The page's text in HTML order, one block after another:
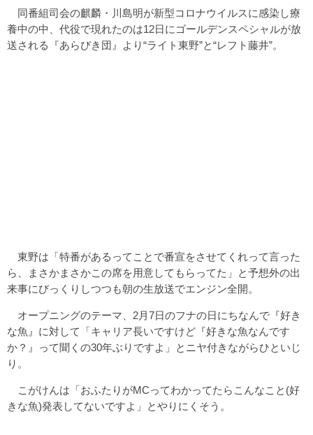
同番組司会の麒麟・川島明が新型コロナウイルスに感染し療
養中の中、代役で現れたのは12日にゴールデンスペシャルが放
送される『あらびき団』より“ライト東野”と“レフト藤井”。
東野は「特番があるってことで番宣をさせてくれって言った
ら、まさかまさかこの席を用意してもらってた」と予想外の出
来事にびっくりしつつも朝の生放送でエンジン全開。
オープニングのテーマ、2月7日のフナの日にちなんで『好き
な魚』に対して「キャリア長いですけど『好きな魚なんです
か？』って聞くの30年ぶりですよ」とニヤ付きながらひといじ
り。
こがけんは「おふたりがMCってわかってたらこんなこと(好
きな魚)発表してないですよ」とやりにくそう。